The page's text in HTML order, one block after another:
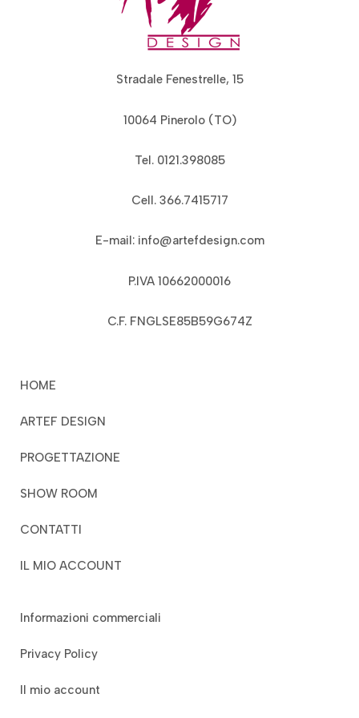
Stradale Fenestrelle, 15
10064 Pinerolo (TO)
Tel. 0121.398085
Cell. 366.7415717
E-mail: info@artefdesign.com
P.IVA 10662000016
C.F. FNGLSE85B59G674Z
HOME
ARTEF DESIGN
PROGETTAZIONE
SHOW ROOM
CONTATTI
IL MIO ACCOUNT
Informazioni commerciali
Privacy Policy
Il mio account